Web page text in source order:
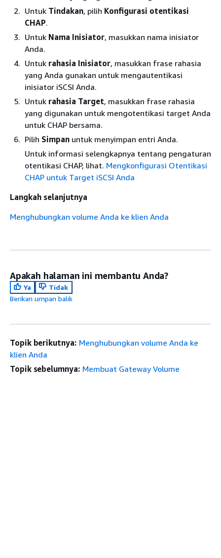
Untuk Tindakan, pilih Konfigurasi otentikasi
CHAP.
Untuk Nama Inisiator, masukkan nama inisiator
Anda.
Untuk rahasia Inisiator, masukkan frase rahasia
yang Anda gunakan untuk mengautentikasi
inisiator iSCSI Anda.
Untuk rahasia Target, masukkan frase rahasia
yang digunakan untuk mengotentikasi target Anda
untuk CHAP bersama.
Pilih Simpan untuk menyimpan entri Anda.
Untuk informasi selengkapnya tentang pengaturan
otentikasi CHAP, lihat. Mengkonfigurasi Otentikasi
CHAP untuk Target iSCSI Anda
Langkah selanjutnya
Menghubungkan volume Anda ke klien Anda
Apakah halaman ini membantu Anda?
Ya
Tidak
Berikan umpan balik
Topik berikutnya: Menghubungkan volume Anda ke
klien Anda
Topik sebelumnya: Membuat Gateway Volume